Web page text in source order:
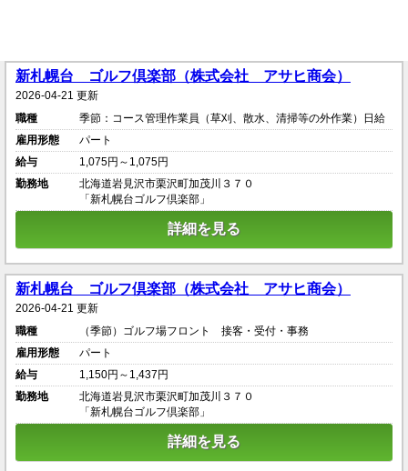
新札幌台 ゴルフ倶楽部（株式会社 アサヒ商会）
2026-04-21 更新
職種
季節：コース管理作業員（草刈、散水、清掃等の外作業）日給
雇用形態
パート
給与
1,075円～1,075円
勤務地
北海道岩見沢市栗沢町加茂川３７０
「新札幌台ゴルフ倶楽部」
詳細を見る
新札幌台 ゴルフ倶楽部（株式会社 アサヒ商会）
2026-04-21 更新
職種
（季節）ゴルフ場フロント 接客・受付・事務
雇用形態
パート
給与
1,150円～1,437円
勤務地
北海道岩見沢市栗沢町加茂川３７０
「新札幌台ゴルフ倶楽部」
詳細を見る